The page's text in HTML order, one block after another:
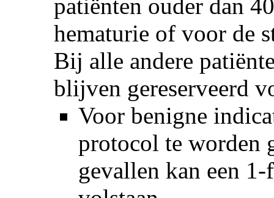
patiënten ouder dan
hematurie of voor de
Bij alle andere
blijven gere­serveerd
Voor benigne
protocol te worden
gevallen kan een